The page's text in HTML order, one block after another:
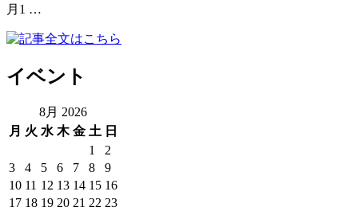
月1 …
イベント
8月 2026
月 火 水 木 金 土 日
1
2
3
4 5 6 7 8
9
10 11 12 13 14 15 16
17 18 19 20 21 22 23